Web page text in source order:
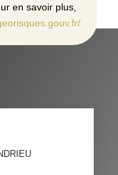
en savoir plus,